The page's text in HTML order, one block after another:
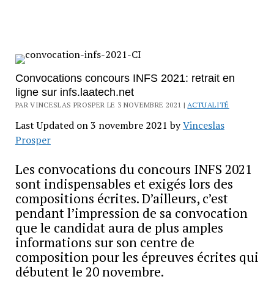
Convocations concours INFS 2021: retrait en
ligne sur infs.laatech.net
PAR VINCESLAS PROSPER LE 3 NOVEMBRE 2021 | ACTUALITÉ
Last Updated on 3 novembre 2021 byVinceslas
Prosper
Les convocations du concours INFS 2021
sont indispensables et exigés lors des
compositions écrites. D’ailleurs, c’est
pendant l’impression de sa convocation
que le candidat aura de plus amples
informations sur son centre de
composition pour les épreuves écrites qui
débutent le 20 novembre.